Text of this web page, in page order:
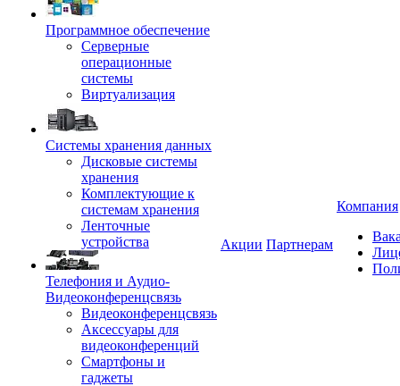
Программное обеспечение
Серверные
операционные
системы
Виртуализация
Системы хранения данных
Дисковые системы
хранения
Комплектующие к
системам хранения
Ленточные
устройства
Телефония и Аудио-
Видеоконференцсвязь
Видеоконференцсвязь
Аксессуары для
видеоконференций
Смартфоны и
гаджеты
Акции Партнерам
Компания